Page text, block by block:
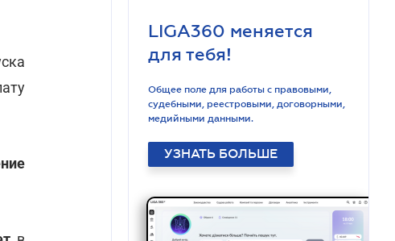
LIGA360 меняется
для тебя!
Общее поле для работы с правовыми,
судебными, реестровыми, договорными,
медийными данными.
УЗНАТЬ БОЛЬШЕ